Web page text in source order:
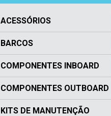
ACESSÓRIOS
BARCOS
COMPONENTES INBOARD
COMPONENTES OUTBOARD
KITS DE MANUTENÇÃO